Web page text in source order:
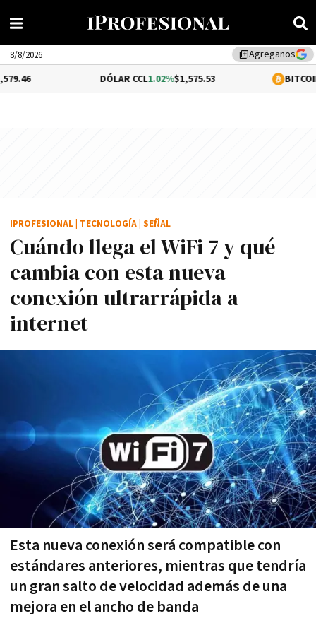
library_addAgreganos
8/8/2026
1.02%$1,575.53 -0.08%
Cuándo llega el WiFi 7 y qué
cambia con esta nueva
conexión ultrarrápida a
internet
Esta nueva conexión será compatible con
estándares anteriores, mientras que tendría
un gran salto de velocidad además de una
mejora en el ancho de banda
IPROFESIONAL TECNOLOGÍA SEÑAL